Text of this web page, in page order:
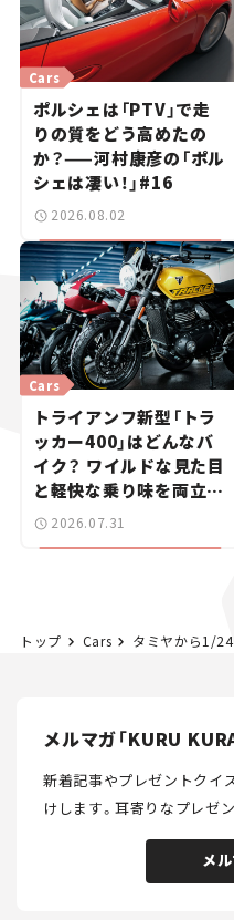
ポルシェは「PTV」で走
りの質をどう高めたの
か？——河村康彦の「ポル
シェは凄い！」#16
Cars
2026.08.02
トライアンフ新型「トラ
ッカー400」はどんなバ
イク？ ワイルドな見た目
と軽快な乗り味を両立し
た400ccフラットトラッ
Cars
2026.07.31
トップ Cars タミヤから1/24プラモデル「メルセデス・ベンツ500SEC」が27年ぶりに復刻！ 伸びやかで優雅なフォ
メルマガ「KURU
新着記事やプレゼントクイ
けします。耳寄りなプレゼ
メ